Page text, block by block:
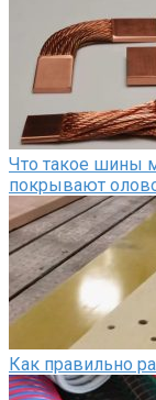
Что такое шины
покрывают
Как правильно